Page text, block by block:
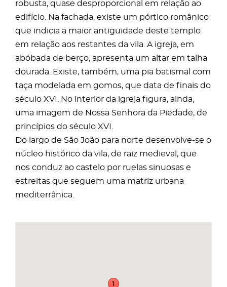
robusta, quase desproporcional em relação ao
edifício. Na fachada, existe um pórtico românico
que indicia a maior antiguidade deste templo
em relação aos restantes da vila. A igreja, em
abóbada de berço, apresenta um altar em talha
dourada. Existe, também, uma pia batismal com
taça modelada em gomos, que data de finais do
século XVI. No interior da igreja figura, ainda,
uma imagem de Nossa Senhora da Piedade, de
princípios do século XVI.
Do largo de São João para norte desenvolve-se o
núcleo histórico da vila, de raiz medieval, que
nos conduz ao castelo por ruelas sinuosas e
estreitas que seguem uma matriz urbana
mediterrânica.